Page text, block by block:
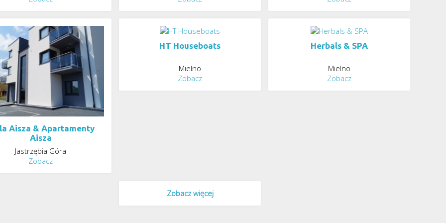
Aisza & Apartamenty
Aisza
Jastrzębia Góra
Zobacz
HT Houseboats
Mielno
Zobacz
Herbals & SPA
Mielno
Zobacz
Zobacz więcej